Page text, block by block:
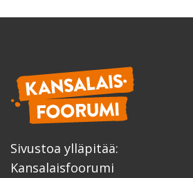
Sivustoa ylläpitää:
Kansalaisfoorumi